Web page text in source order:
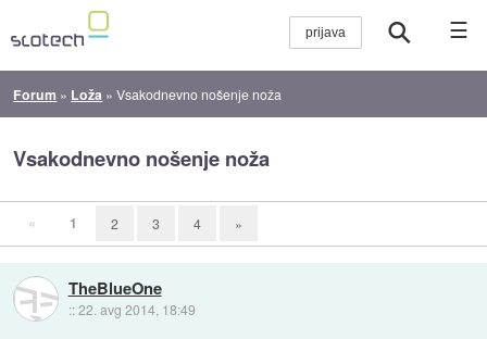
☰
Forum » Loža »Vsakodnevno nošenje noža
Vsakodnevno nošenje noža
« 1 2 3 4 »
TheBlueOne
::22. avg 2014, 18:49